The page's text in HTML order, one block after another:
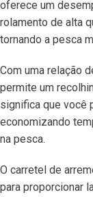
oferece um
rolamento de alta
tornando a pesca
Com uma relação
permite um
significa que você
economizando
na pesca.
O carretel de
para proporcionar